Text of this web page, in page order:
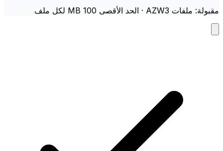
مقبولة: ملفات AZW3 · الحد الأقصى 100 MB لكل ملف